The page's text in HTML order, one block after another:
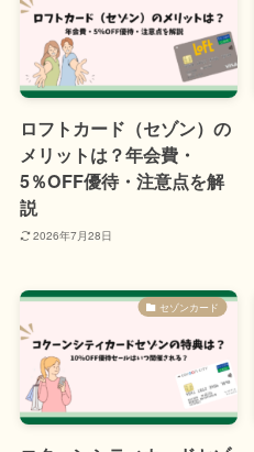
ロフトカード（セゾン）の
メリットは？年会費・
5％OFF優待・注意点を解
説
2026年7月28日
セゾンカード